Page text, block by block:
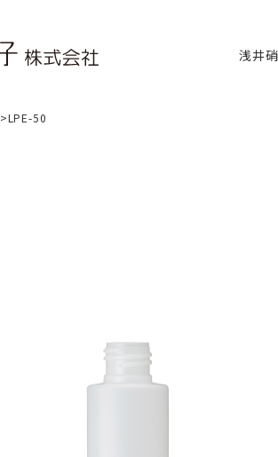
浅井
>LPE-50